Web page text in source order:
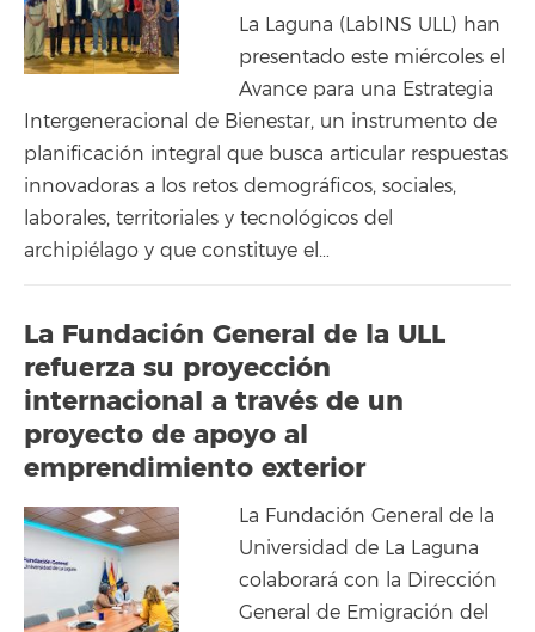
La Laguna (LabINS ULL) han
presentado este miércoles el
Avance para una Estrategia
Intergeneracional de Bienestar, un instrumento de
planificación integral que busca articular respuestas
innovadoras a los retos demográficos, sociales,
laborales, territoriales y tecnológicos del
archipiélago y que constituye el…
La Fundación General de la ULL
refuerza su proyección
internacional a través de un
proyecto de apoyo al
emprendimiento exterior
La Fundación General de la
Universidad de La Laguna
colaborará con la Dirección
General de Emigración del